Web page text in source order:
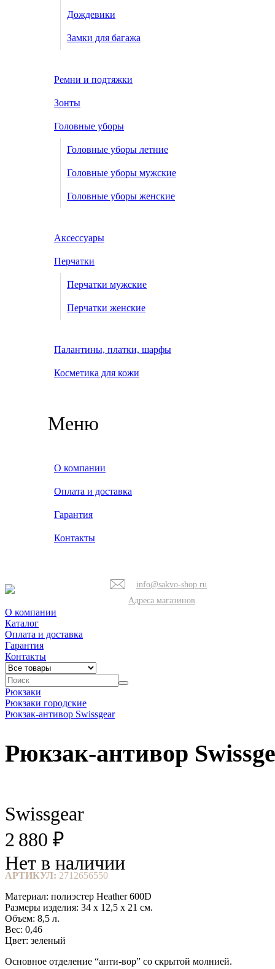
Дождевики
Замки для багажа
Ремни и подтяжки
Зонты
Головные уборы
Головные уборы летние
Головные уборы мужские
Головные уборы женские
Аксессуары
Перчатки
Перчатки мужские
Перчатки женские
Палантины, платки, шарфы
Косметика для кожи
Меню
О компании
Оплата и доставка
Гарантия
Контакты
info@sakvo-shop.ru
Адреса магазинов
О компании
Каталог
Оплата и доставка
Гарантия
Контакты
Рюкзаки
Рюкзаки городские
Рюкзак-антивор Swissgear
Рюкзак-антивор
Swissgear
2 880 ₽
Нет в наличии
АРТИКУЛ: 2712656550
Материал: полиэстер Heather 600D
Размеры изделия: 34 x 12,5 x 21 см.
Объем: 8,5 л.
Вес: 0,46
Цвет: зеленый
Основное отделение “анти-вор” со скрытой молнией.